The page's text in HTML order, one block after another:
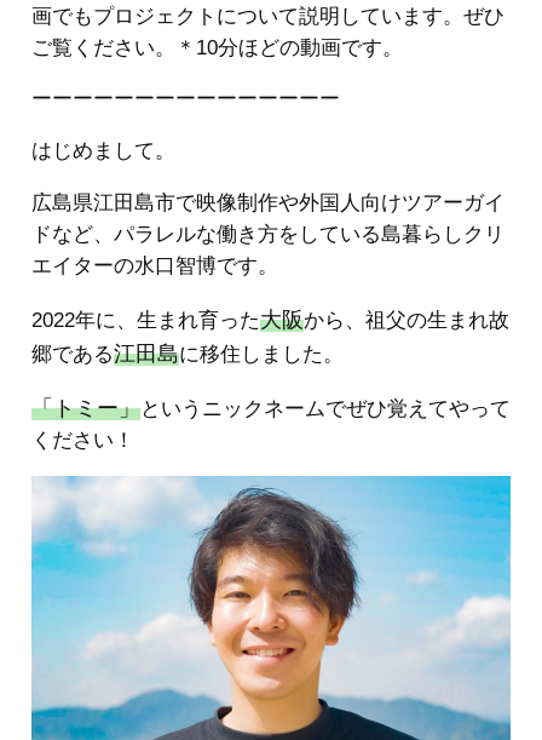
画でもプロジェクトについて説明しています。ぜひ
ご覧ください。＊10分ほどの動画です。
ーーーーーーーーーーーーーーー
はじめまして。
広島県江田島市で映像制作や外国人向けツアーガイ
ドなど、パラレルな働き方をしている島暮らしクリ
エイターの水口智博です。
2022年に、生まれ育った大阪から、祖父の生まれ故
郷である江田島に移住しました。
「トミー」というニックネームでぜひ覚えてやって
ください！